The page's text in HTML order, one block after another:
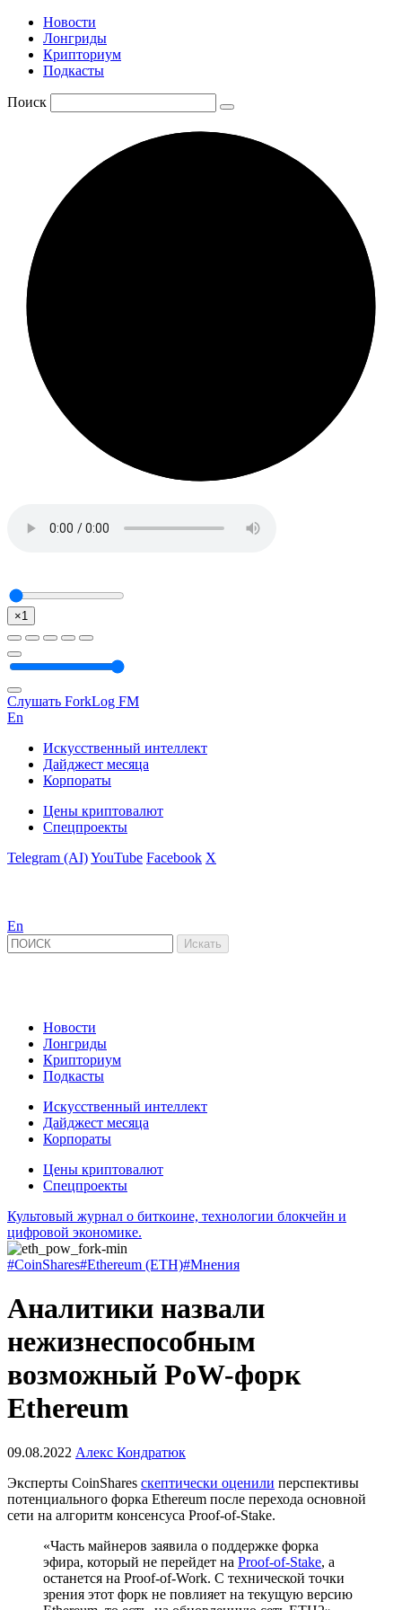
Новости
Лонгриды
Крипториум
Подкасты
Поиск
×1
Слушать ForkLog FM
En
Искусственный интеллект
Дайджест месяца
Корпораты
Цены криптовалют
Спецпроекты
Telegram (AI)YouTube Facebook X
En
Новости
Лонгриды
Крипториум
Подкасты
Искусственный интеллект
Дайджест месяца
Корпораты
Цены криптовалют
Спецпроекты
Культовый журнал о биткоине, технологии блокчейн и
цифровой экономике.
#CoinShares#Ethereum (ETH)#Мнения
Аналитики назвали
нежизнеспособным
возможный PoW-форк
Ethereum
09.08.2022 Алекс Кондратюк
Эксперты CoinShares скептически оценили перспективы
потенциального форка Ethereum после перехода основной
сети на алгоритм консенсуса Proof-of-Stake.
«Часть майнеров заявила о поддержке форка
эфира, который не перейдет на Proof-of-Stake, а
останется на Proof-of-Work. С технической точки
зрения этот форк не повлияет на текущую версию